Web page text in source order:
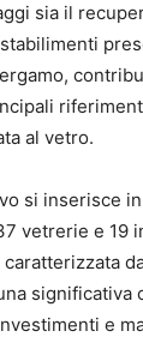
sia il
al vetro.
si inserisce
vetrerie e 19
significativa
e